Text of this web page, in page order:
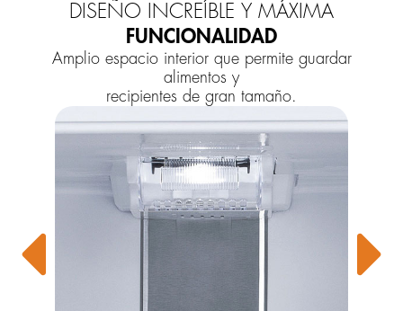
DISEÑO INCREÍBLE Y MÁXIMA
FUNCIONALIDAD
Amplio espacio interior que permite guardar
alimentos y
recipientes de gran tamaño.